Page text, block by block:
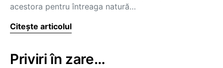
acestora pentru întreaga natură…
Citește articolul
Priviri în zare…